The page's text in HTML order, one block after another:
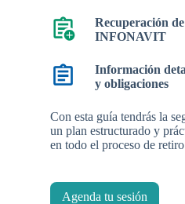
Recuperación
INFONAVIT
Información
y obligaciones
Con esta guía tendrás la
un plan estructurado y
en todo el proceso de
Agenda tu sesión